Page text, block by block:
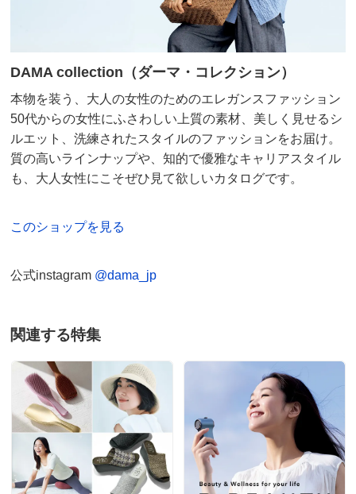
3L
16.5
ウエスト 85
ウエスト（適応） 85～93
ヒップ 111
ヒップ（適応） 102～110
前また上 29.5
わたり幅 33.5
ベルト幅
サイズ表記について（ファッション）
洗濯機ネット
ネットを利用すればご家庭の洗濯機で洗えます。
素材が涼感があるので涼しくて良い。
2026/05/25
股下丈60cm ブラック Ｍ
埼玉県 60代以上女性 身長 : 156cm
156センチ、57キロで決してやせ型ではありません。サ
イズを見て「M・股下丈60センチ」を購入しましたが、
した。もう少しシュッと（ピタッと）スパッツに近い感
してはいています。品物は悪くないのですがこれなら
2026/05/24
股下丈68cm ブラック ＬＬ
愛知県 60代以上女性 身長 : 160cm
DAMA collection（ダーマ・コレクション）
本物を装う、大人の女性のためのエレガンスファッション
50代からの女性にふさわしい上質の素材、美しく見せるシ
ルエット、洗練されたスタイルのファッションをお届け。
質の高いラインナップや、知的で優雅なキャリアスタイル
も、大人女性にこそぜひ見て欲しいカタログです。
このショップを見る
公式instagram @dama_jp
関連する特集